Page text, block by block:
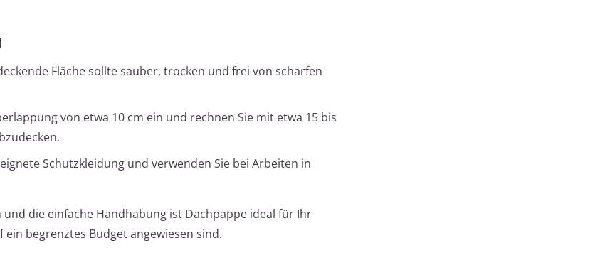
Fläche sollte sauber, trocken und frei von scharfen
von etwa 10 cm ein und rechnen Sie mit etwa 15 bis
Schutzkleidung und verwenden Sie bei Arbeiten in
die einfache Handhabung ist Dachpappe ideal für Ihr
begrenztes Budget angewiesen sind.